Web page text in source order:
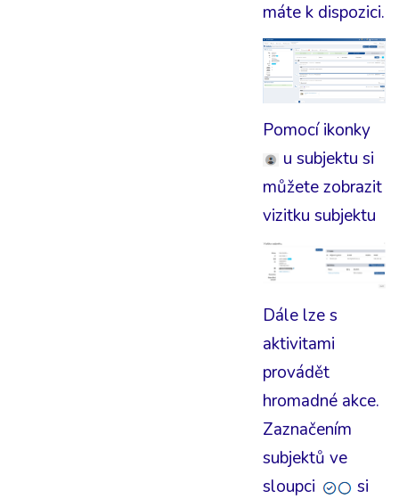
máte k dispozici.
Pomocí ikonky
u subjektu si
můžete zobrazit
vizitku subjektu
Dále lze s
aktivitami
provádět
hromadné akce.
Zaznačením
subjektů ve
sloupci
si